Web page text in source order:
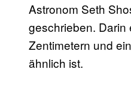
Astronom Seth
geschrieben. Darin
Zentimetern und
ähnlich ist.